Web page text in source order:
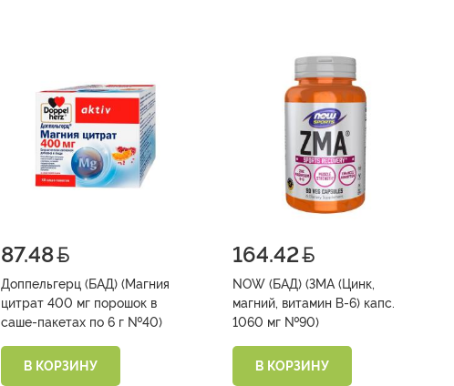
87.48
Доппельгерц (БАД) (Магния
цитрат 400 мг порошок в
саше-пакетах по 6 г №40)
В КОРЗИНУ
164.42
NOW (БАД) (ЗМА (Цинк,
магний, витамин В-6) капс.
1060 мг №90)
В КОРЗИНУ